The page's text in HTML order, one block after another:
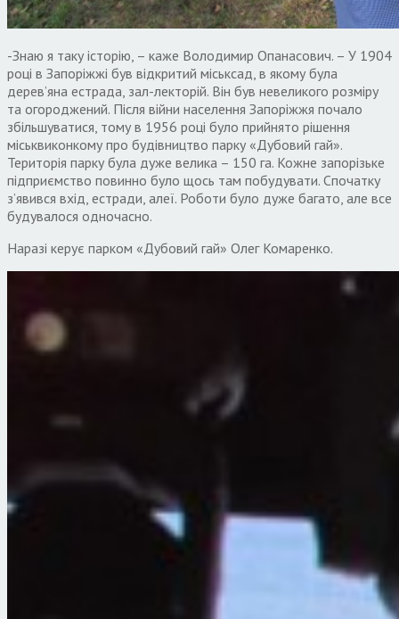
-Знаю я таку історію, – каже Володимир Опанасович. – У 1904
році в Запоріжжі був відкритий міськсад, в якому була
дерев’яна естрада, зал-лекторій. Він був невеликого розміру
та огороджений. Після війни населення Запоріжжя почало
збільшуватися, тому в 1956 році було прийнято рішення
міськвиконкому про будівництво парку «Дубовий гай».
Територія парку була дуже велика – 150 га. Кожне запорізьке
підприємство повинно було щось там побудувати. Спочатку
з’явився вхід, естради, алеї. Роботи було дуже багато, але все
будувалося одночасно.
Наразі керує парком «Дубовий гай» Олег Комаренко.